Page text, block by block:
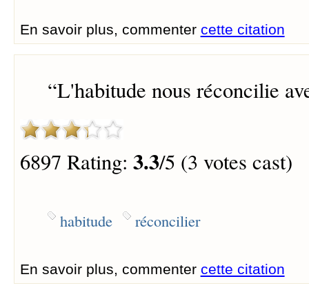
En savoir plus, commenter cette citation
“L'habitude nous réconcilie
6897 Rating: 3.3/5 (3 votes cast)
habitude réconcilier
En savoir plus, commenter cette citation